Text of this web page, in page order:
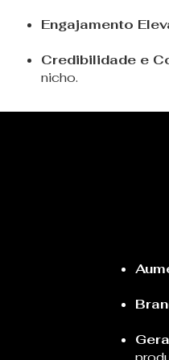
Engajamento
Credibilidade e
nicho.